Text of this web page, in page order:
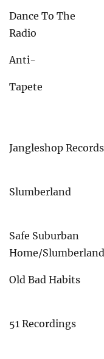
Dance To The
Radio
Anti-
Tapete
Jangleshop Records
Slumberland
Safe Suburban
Home/
Old Bad Habits
51 Recordings